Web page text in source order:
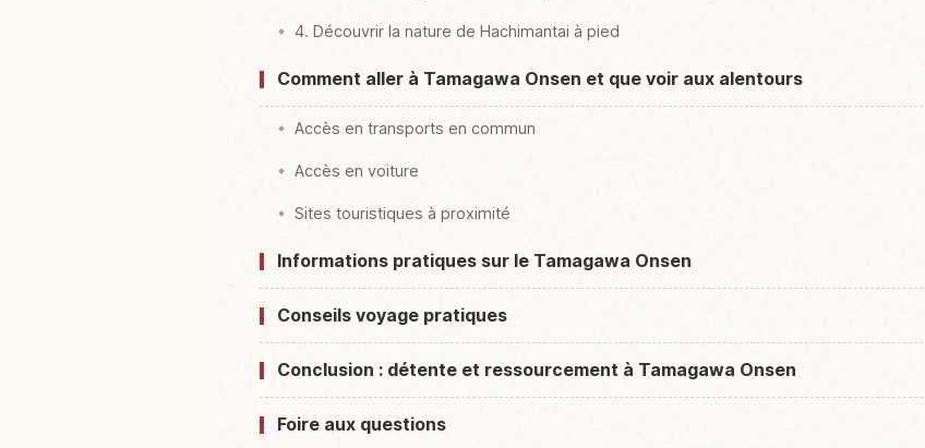
4. Découvrir la nature de Hachimantai à pied
Comment aller à Tamagawa Onsen et que voir aux alentours
Accès en transports en commun
Accès en voiture
Sites touristiques à proximité
Informations pratiques sur le Tamagawa Onsen
Conseils voyage pratiques
Conclusion : détente et ressourcement à Tamagawa Onsen
Foire aux questions